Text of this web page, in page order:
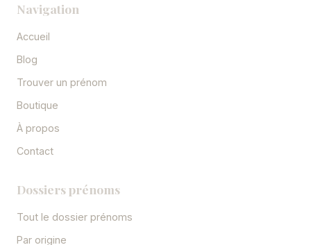
Navigation
Accueil
Blog
Trouver un prénom
Boutique
À propos
Contact
Dossiers prénoms
Tout le dossier prénoms
Par origine